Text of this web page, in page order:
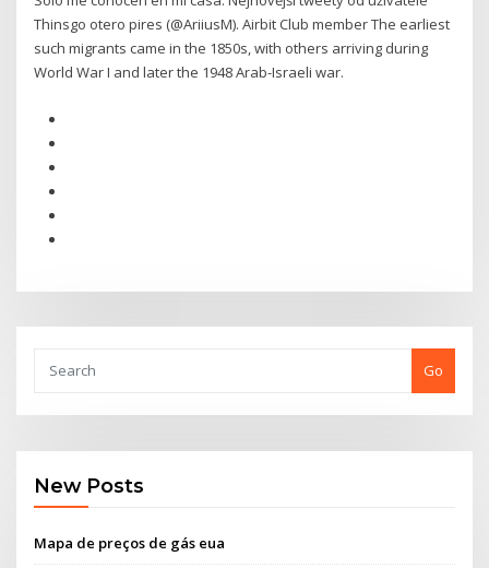
Thinsgo otero pires (@AriiusM). Airbit Club member The earliest
such migrants came in the 1850s, with others arriving during
World War I and later the 1948 Arab-Israeli war.
Go
New Posts
Mapa de preços de gás eua